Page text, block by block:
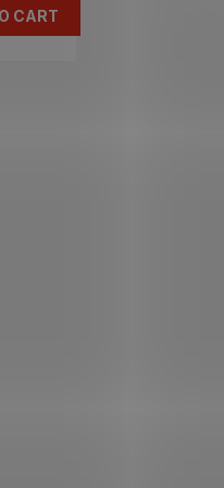
CART